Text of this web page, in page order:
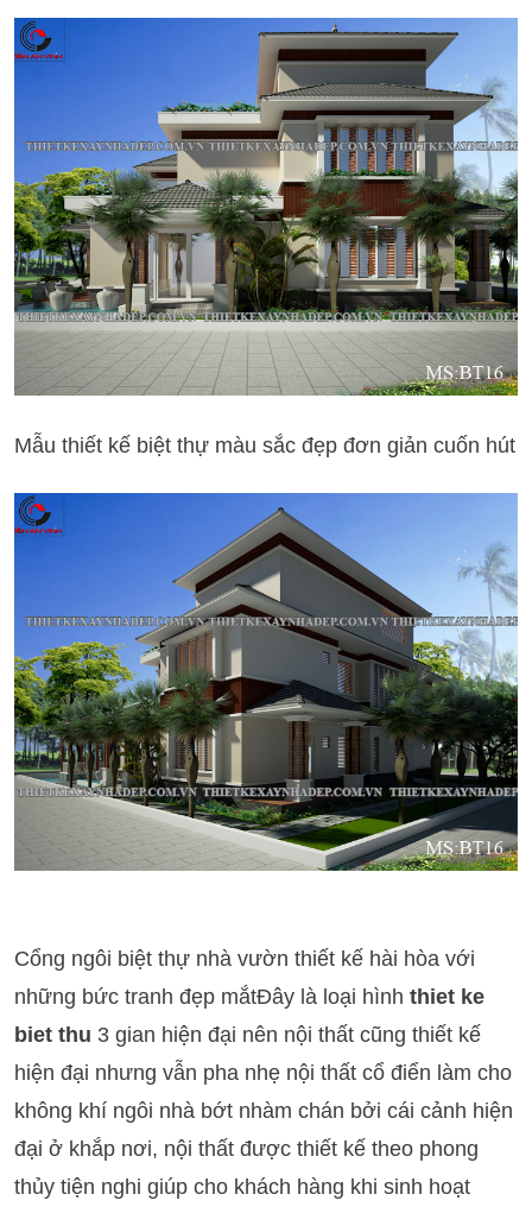
Mẫu thiết kế biệt thự màu sắc đẹp đơn giản cuốn hút
Cổng ngôi biệt thự nhà vườn thiết kế hài hòa với
những bức tranh đẹp mắtĐây là loại hình thiet ke
biet thu 3 gian hiện đại nên nội thất cũng thiết kế
hiện đại nhưng vẫn pha nhẹ nội thất cổ điển làm cho
không khí ngôi nhà bớt nhàm chán bởi cái cảnh hiện
đại ở khắp nơi, nội thất được thiết kế theo phong
thủy tiện nghi giúp cho khách hàng khi sinh hoạt